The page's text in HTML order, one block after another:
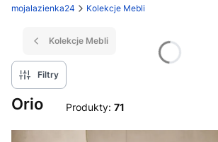
mojalazienka24 Kolekcje Mebli
Kolekcje Mebli
Filtry
Orio Produkty: 71